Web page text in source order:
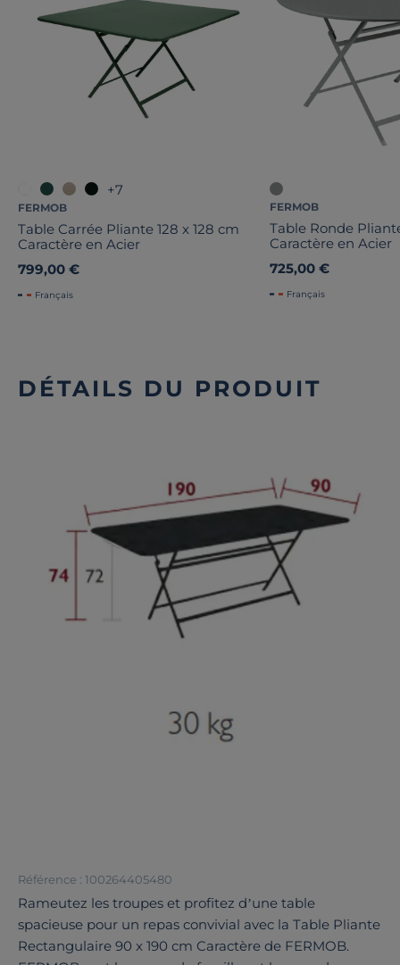
+7
FERMOB
Table Carrée Pliante 128 x 128 cm
Caractère en Acier
799,00 €
Français
FERMOB
Table Ronde
Caractère en Acier
725,00 €
Français
DÉTAILS DU PRODUIT
Référence : 100264405480
Rameutez les troupes et profitez d’une table
spacieuse pour un repas convivial avec la Table Pliante
Rectangulaire 90 x 190 cm Caractère de FERMOB.